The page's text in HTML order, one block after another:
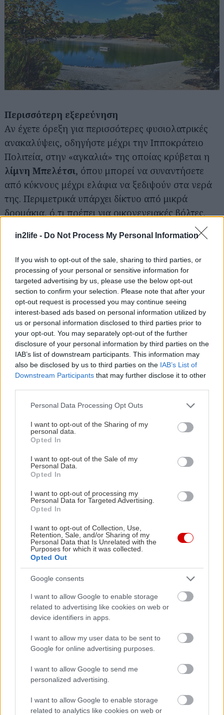
in2life - Do Not Process My Personal Information
If you wish to opt-out of the sale, sharing to third parties, or
processing of your personal or sensitive information for
targeted advertising by us, please use the below opt-out
section to confirm your selection. Please note that after your
opt-out request is processed you may continue seeing
interest-based ads based on personal information utilized by
us or personal information disclosed to third parties prior to
your opt-out. You may separately opt-out of the further
disclosure of your personal information by third parties on the
IAB’s list of downstream participants. This information may
also be disclosed by us to third parties on the IAB’s List of
Downstream Participants that may further disclose it to other
Please note that this website/app uses one or more Google
not limited to your visit or usage behaviour. You may click to
grant or deny consent to Google and its third-party tags to
use your data for below specified purposes in below Google
consent section.
Personal Data Processing Opt Outs
I want to opt-out of the Sharing of my
personal data.
Opted In
I want to opt-out of the Sale of my
Personal Data.
Opted In
I want to opt-out of processing my
Personal Data for Targeted Advertising.
Opted In
I want to opt-out of Collection, Use,
Retention, Sale, and/or Sharing of my
Personal Data that Is Unrelated with the
Purposes for which it was collected.
Opted Out
Google consents
I want to allow Google to enable storage
related to advertising like cookies on web or
device identifiers in apps.
I want to allow my user data to be sent to
Google for online advertising purposes.
I want to allow Google to send me
personalized advertising.
I want to allow Google to enable storage
related to analytics like cookies on web or
Περισσότερη εξερεύνηση
Αν έχετε όρεξη για περισσότερες φυσιολατρικές
ανακαλύψεις, οδηγήστε μέχρι την Ιπποκράτειο
Πολιτεία, στην «αγκαλιά» της οποίας κρύβεται η
λίμνη Μπελέτσι, όπου μπορεί να συναντήσετε
από κύκνους μέχρι ελάφια να ξεδιψούν στα νερά
της. Περιμετρικά υπάρχει δίκτυο από μικρά
δρομάκια, ό,τι πρέπει για οικογενειακές βόλτες.
βασιλικά ανάκτορα του Τατοΐου, με μεγάλες
πράσινες εκτάσεις γύρω από τα ιστορικά κτίρια –
αναλυτικές λεπτομέρειες για την πρόσβαση, τα
μονοπάτια και τις εγκαταστάσεις είχαμε μοιραστεί
μαζί σαςεδώ.
Αναζήτηση
για...